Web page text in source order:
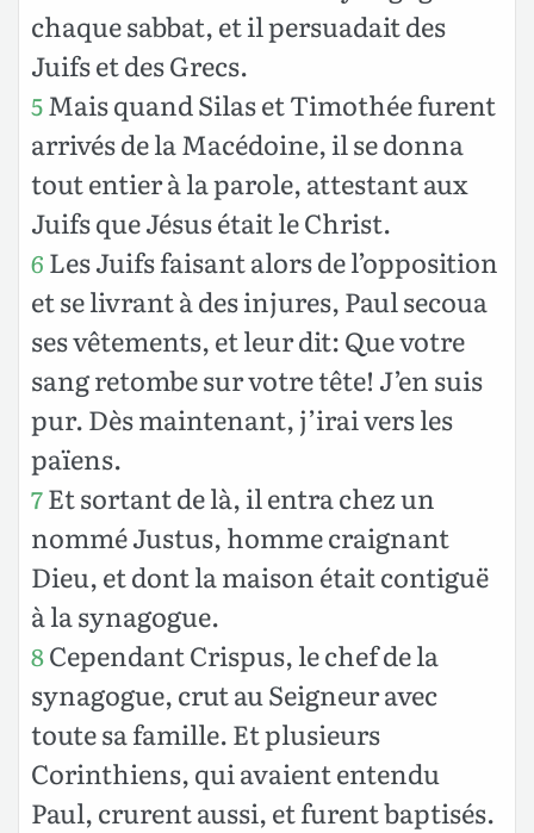
chaque sabbat, et il persuadait des
Juifs et des Grecs.
5Mais quand Silas et Timothée furent
arrivés de la Macédoine, il se donna
tout entier à la parole, attestant aux
Juifs que Jésus était le Christ.
6 Les Juifs faisant alors de l’opposition
et se livrant à des injures, Paul secoua
ses vêtements, et leur dit: Que votre
sang retombe sur votre tête! J’en suis
pur. Dès maintenant, j’irai vers les
païens.
7Et sortant de là, il entra chez un
nommé Justus, homme craignant
Dieu, et dont la maison était contiguë
à la synagogue.
8Cependant Crispus, le chef de la
synagogue, crut au Seigneur avec
toute sa famille. Et plusieurs
Corinthiens, qui avaient entendu
Paul, crurent aussi, et furent baptisés.